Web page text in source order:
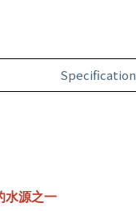
Specification
水源之一